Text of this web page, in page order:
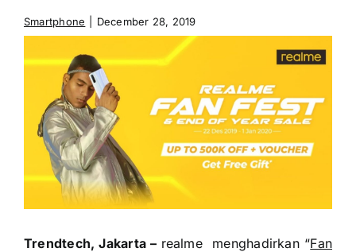
Smartphone December 28, 2019
Trendtech, Jakarta – realme menghadirkan “Fan